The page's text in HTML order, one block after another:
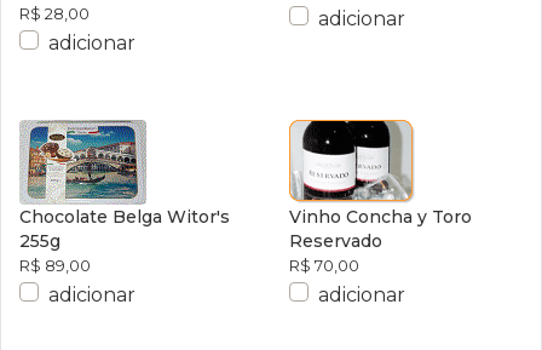
R$ 28,00
adicionar
adicionar
Chocolate Belga Witor's
255g
R$ 89,00
adicionar
Vinho Concha y Toro
Reservado
R$ 70,00
adicionar